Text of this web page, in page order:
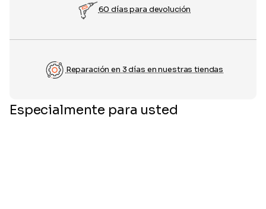
60 días para devolución
Reparación en 3 días en nuestras tiendas
Especialmente para usted